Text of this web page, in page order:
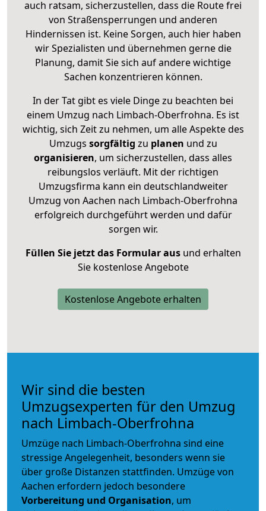
auch ratsam, sicherzustellen, dass die Route frei
von Straßensperrungen und anderen
Hindernissen ist. Keine Sorgen, auch hier haben
wir Spezialisten und übernehmen gerne die
Planung, damit Sie sich auf andere wichtige
Sachen konzentrieren können.
In der Tat gibt es viele Dinge zu beachten bei
einem Umzug nach Limbach-Oberfrohna. Es ist
wichtig, sich Zeit zu nehmen, um alle Aspekte des
Umzugs sorgfältig zu planen und zu
organisieren, um sicherzustellen, dass alles
reibungslos verläuft. Mit der richtigen
Umzugsfirma kann ein deutschlandweiter
Umzug von Aachen nach Limbach-Oberfrohna
erfolgreich durchgeführt werden und dafür
sorgen wir.
Füllen Sie jetzt das Formular ausund erhalten
Sie kostenlose Angebote
Kostenlose Angebote erhalten
Wir sind die besten
Umzugsexperten für den Umzug
nach Limbach-Oberfrohna
Umzüge nach Limbach-Oberfrohna sind eine
stressige Angelegenheit, besonders wenn sie
über große Distanzen stattfinden. Umzüge von
Aachen erfordern jedoch besondere
Vorbereitung und Organisation, um